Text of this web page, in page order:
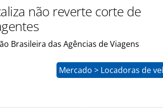
não reverte corte de
Brasileira das Agências de Viagens
Mercado > Locadoras de